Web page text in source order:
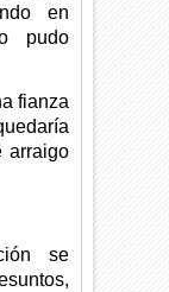
en
pudo
fianza
arraigo
se